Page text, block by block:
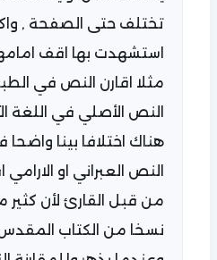
تختلف حتى الصفحة ,
استشهدت بها اقف
مثلا اقارن النص في
النص الأصلي في اللغة
هناك اختلافا بينا
النص العبراني او
من قبل القارئ لأن كثير
نسخا من الكتاب المقدس